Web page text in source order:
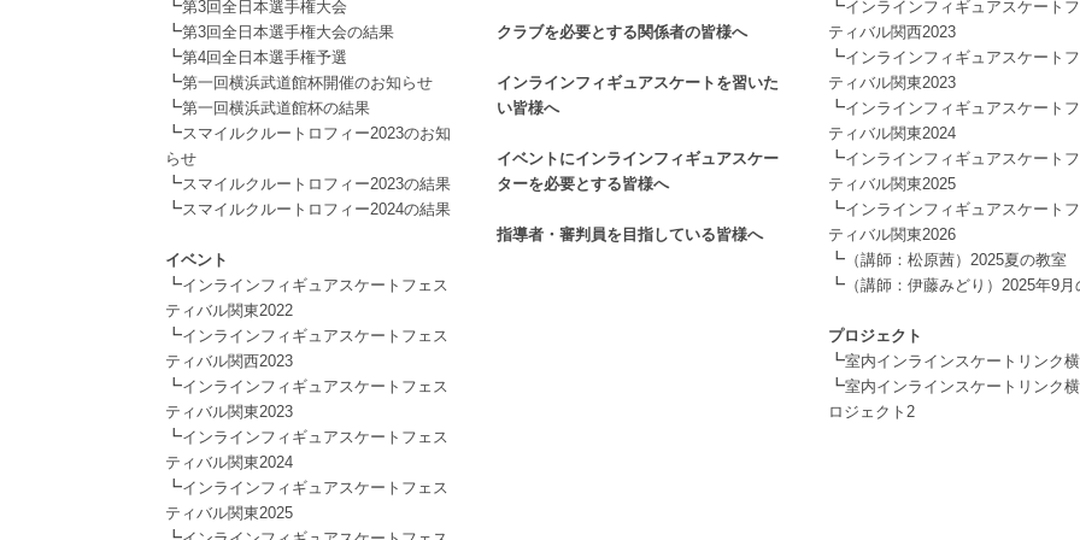
┗第3回全日本選手権大会
┗第3回全日本選手権大会の結果
┗第4回全日本選手権予選
┗第一回横浜武道館杯開催のお知らせ
┗第一回横浜武道館杯の結果
┗スマイルクルートロフィー2023のお知
らせ
┗スマイルクルートロフィー2023の結果
┗スマイルクルートロフィー2024の結果
イベント
┗インラインフィギュアスケートフェス
ティバル関東2022
┗インラインフィギュアスケートフェス
ティバル関西2023
┗インラインフィギュアスケートフェス
ティバル関東2023
┗インラインフィギュアスケートフェス
ティバル関東2024
┗インラインフィギュアスケートフェス
ティバル関東2025
クラブを必要とする関係者の皆様へ
インラインフィギュアスケートを習いた
い皆様へ
イベントにインラインフィギュアスケー
ターを必要とする皆様へ
指導者・審判員を目指している皆様へ
┗インラインフィギュアスケート
ティバル関西2023
┗インラインフィギュアスケート
ティバル関東2023
┗インラインフィギュアスケート
ティバル関東2024
┗インラインフィギュアスケート
ティバル関東2025
┗インラインフィギュアスケート
ティバル関東2026
┗ （講師：松原茜）2025夏の教室
┗ （講師：伊藤みどり）2025年9月
プロジェクト
┗室内インラインスケートリンク
┗室内インラインスケートリンク
ロジェクト2